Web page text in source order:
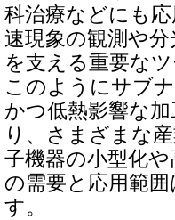
科治療などにも
速現象の観測や
を支える重要な
このようにサブ
かつ低熱影響な
り、さまざまな
子機器の小型化
の需要と応用範
す。